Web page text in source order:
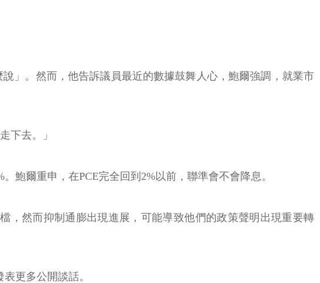
」。然而，他告訴議員最近的數據鼓舞人心，鮑爾強調，就業市
下去。」
鮑爾重申，在PCE完全回到2%以前，聯準會不會降息。
，然而抑制通膨出現進展，可能導致他們的政策聲明出現重要轉
更多公開談話。